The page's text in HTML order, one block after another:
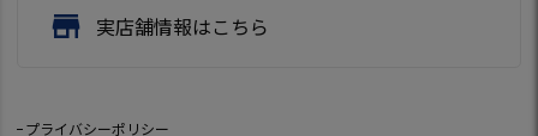
store 実店舗情報はこちら
プライバシーポリシー